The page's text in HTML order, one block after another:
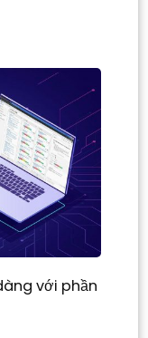
với phần